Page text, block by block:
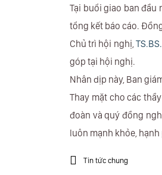
Tại buổi giao ban đầu
tổng kết báo cáo.
Chủ trì hội nghị,TS.BS.
góp tại hội nghị.
Nhân dịp này, Ban
Thay mặt cho các
đoàn và quý đồng
luôn mạnh khỏe,
Tin tức chung